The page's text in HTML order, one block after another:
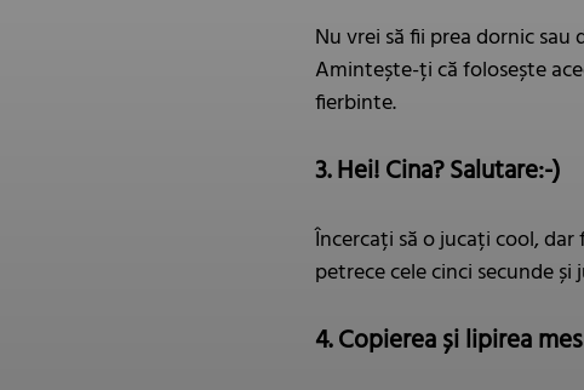
Nu vrei să fii prea dornic
Amintește-ți că folosește
fierbinte.
3. Hei! Cina? Salutare:-)
Încercați să o jucați cool,
petrece cele cinci secunde
4. Copierea și lipirea